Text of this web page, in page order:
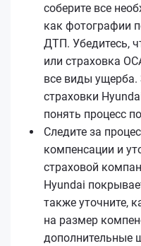
соберите все
как фотографии
ДТП. Убедитесь,
или страховка
все виды ущерба.
страховки
понять процесс
Следите за
компенсации и
страховой
Hyundai
также уточните,
на размер
дополнительные